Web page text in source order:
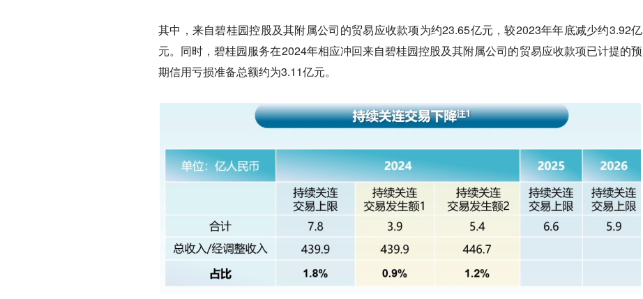
其中，来自碧桂园控股及其附属公司的贸易应收款项为约23.65亿元，较2023年年底减少约3.92亿
元。同时，碧桂园服务在2024年相应冲回来自碧桂园控股及其附属公司的贸易应收款项已计提的预
期信用亏损准备总额约为3.11亿元。